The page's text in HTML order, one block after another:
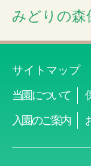
みどりの森
サイトマップ
当園について
入園のご案内